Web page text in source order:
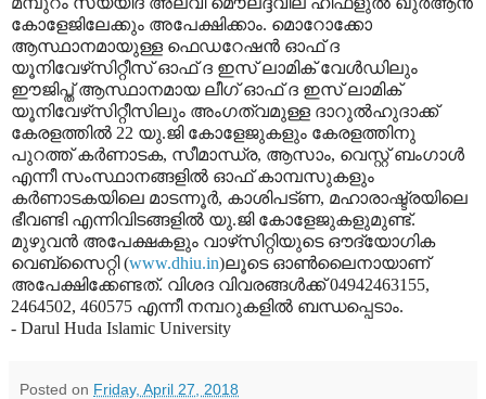
കോളേജിലേക്കും അപേക്ഷിക്കാം. മൊറോക്കോ
ആസ്ഥാനമായുള്ള ഫെഡറേഷന്‍ ഓഫ് ദ
യൂനിവേഴ്‌സിറ്റീസ് ഓഫ് ദ ഇസ് ലാമിക് വേള്‍ഡിലും
ഈജിപ്ത് ആസ്ഥാനമായ ലീഗ് ഓഫ് ദ ഇസ് ലാമിക്
യൂനിവേഴ്‌സിറ്റീസിലും അംഗത്വമുള്ള ദാറുല്‍ഹുദാക്ക്
കേരളത്തില്‍ 22 യു.ജി കോളേജുകളും കേരളത്തിനു
പുറത്ത് കര്‍ണാടക, സീമാന്ധ്ര, ആസാം, വെസ്റ്റ് ബംഗാള്‍
എന്നീ സംസ്ഥാനങ്ങളില്‍ ഓഫ് കാമ്പസുകളും
കര്‍ണാടകയിലെ മാടന്നൂര്‍, കാശിപട്ണ, മഹാരാഷ്ട്രയിലെ
ഭീവണ്ടി എന്നിവിടങ്ങളില്‍ യു.ജി കോളേജുകളുമുണ്ട്.
മുഴുവന്‍ അപേക്ഷകളും വാഴ്‌സിറ്റിയുടെ ഔദ്യോഗിക
വെബ്‌സൈറ്റി (www.dhiu.in)ലൂടെ ഓണ്‍ലൈനായാണ്
അപേക്ഷിക്കേണ്ടത്. വിശദ വിവരങ്ങള്‍ക്ക് 04942463155,
2464502, 460575 എന്നീ നമ്പറുകളില്‍ ബന്ധപ്പെടാം.
- Darul Huda Islamic University
Posted on Friday, April 27, 2018